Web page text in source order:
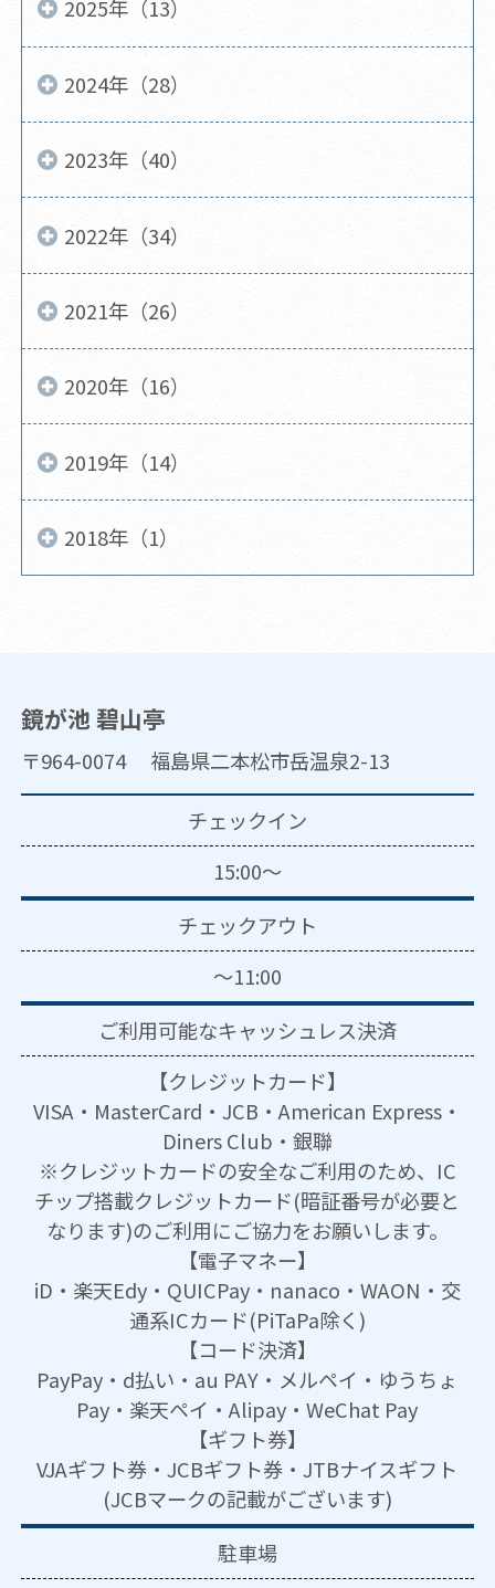
2025年（13）
2024年（28）
2023年（40）
2022年（34）
2021年（26）
2020年（16）
2019年（14）
2018年（1）
鏡が池 碧山亭
〒964-0074 福島県二本松市岳温泉2-13
チェックイン
15:00～
チェックアウト
～11:00
ご利用可能なキャッシュレス決済
【クレジットカード】
VISA・MasterCard・JCB・American Express・
Diners Club・銀聯
※クレジットカードの安全なご利用のため、IC
チップ搭載クレジットカード(暗証番号が必要と
なります)のご利用にご協力をお願いします。
【電子マネー】
iD・楽天Edy・QUICPay・nanaco・WAON・交
通系ICカード(PiTaPa除く)
【コード決済】
PayPay・d払い・au PAY・メルペイ・ゆうちょ
Pay・楽天ペイ・Alipay・WeChat Pay
【ギフト券】
VJAギフト券・JCBギフト券・JTBナイスギフト
(JCBマークの記載がございます)
駐車場